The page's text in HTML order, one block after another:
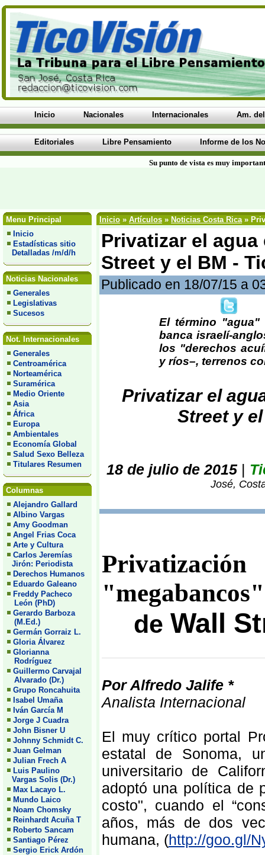
Inicio Nacionales Internacionales Am.
Editoriales Libre Pensamiento Informe de los
Su punto de vista es muy
Menu Principal
Inicio
Estadísticas sitio
Detalladas /m/d/h
Noticias Nacionales
Generales
Legislativas
Sucesos
Not. Internacionales
Generales
Centroamérica
Norteamérica
Suramérica
Medio Oriente
Asia
África
Europa
Ambientales
Economía Global
Salud Sexo Belleza
Titulares Resumen
Columnas
Alejandro Gallard
Albino Vargas
Amy Goodman
Angel Frias Coca
Arte y Cultura
Carlos Jeremías
Jirón: Periodista
Derechos Humanos
Eduardo Galeano
Freddy Pacheco
León (PhD)
Gerardo Barboza
(M.Ed.)
Germán Gorraiz L.
Gloria Álvarez
Glorianna
Rodríguez
Guillermo Carvajal
Alvarado (Dr.)
Grupo Roncahuita
Isabel Umaña
Iván García M
Jorge J Cuadra
John Bisner U
Johnny Schmidt C.
Juan Gelman
Julian Frech A
Luis Paulino
Vargas Solis (Dr.)
Max Lacayo L.
Mundo Laico
Noam Chomsky
Reinhardt Acuña T
Roberto Sancam
Santiago Pérez
Sergio Erick Ardón
Inicio » Artículos » Noticias Costa Rica»
Privatizar el
Street y el BM -
Publicado en 18/07/15 a
El término
banca israelí-
los "derechos
y ríos–, terrenos
Privatizar el
Street y
18 de julio de 2015|
José,
"megabancos"
de Wall
Por Alfredo Jalife *
Analista Internacional
El muy crítico portal
estatal de Sonoma,
universitario de
adoptó una política de
costo", cuando el
años, más de dos
humana, (http://goo.gl/